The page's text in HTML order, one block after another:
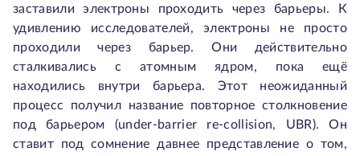
заставили электроны проходить через барьеры. К
удивлению исследователей, электроны не просто
проходили через барьер. Они действительно
сталкивались с атомным ядром, пока ещё
находились внутри барьера. Этот неожиданный
процесс получил название повторное столкновение
под барьером (under-barrier re-collision, UBR). Он
ставит под сомнение давнее представление о том,